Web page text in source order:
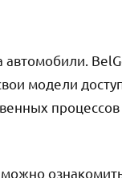
модели
, можно